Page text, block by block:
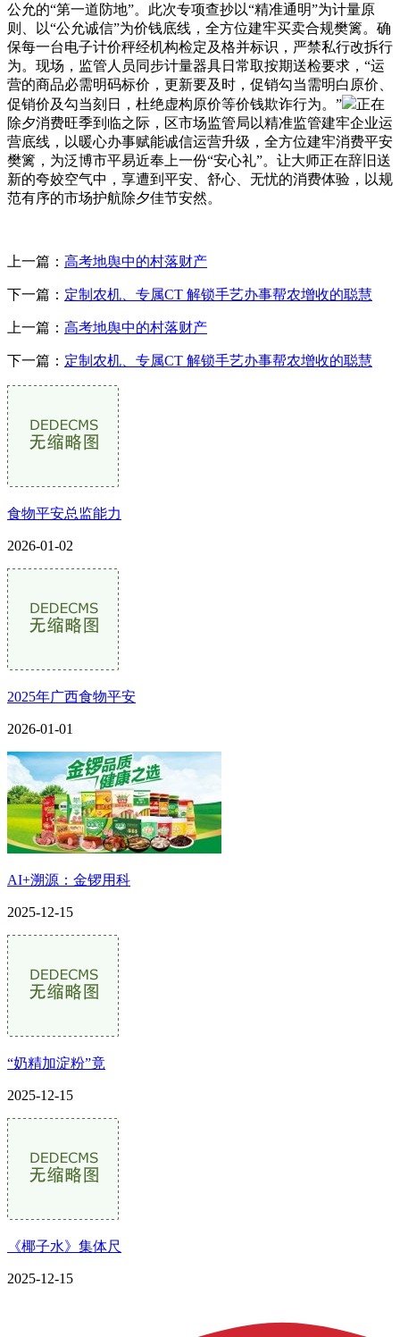
公允的“第一道防地”。此次专项查抄以“精准通明”为计量原
则、以“公允诚信”为价钱底线，全方位建牢买卖合规樊篱。确
保每一台电子计价秤经机构检定及格并标识，严禁私行改拆行
为。现场，监管人员同步计量器具日常取按期送检要求，“运
营的商品必需明码标价，更新要及时，促销勾当需明白原价、
促销价及勾当刻日，杜绝虚构原价等价钱欺诈行为。”
正在
除夕消费旺季到临之际，区市场监管局以精准监管建牢企业运
营底线，以暖心办事赋能诚信运营升级，全方位建牢消费平安
樊篱，为泛博市平易近奉上一份“安心礼”。让大师正在辞旧送
新的夸姣空气中，享遭到平安、舒心、无忧的消费体验，以规
范有序的市场护航除夕佳节安然。
上一篇： 高考地舆中的村落财产
下一篇： 定制农机、专属CT 解锁手艺办事帮农增收的聪慧
上一篇： 高考地舆中的村落财产
下一篇： 定制农机、专属CT 解锁手艺办事帮农增收的聪慧
食物平安总监能力
2026-01-02
2025年广西食物平安
2026-01-01
AI+溯源：金锣用科
2025-12-15
“奶精加淀粉”竟
2025-12-15
《椰子水》集体尺
2025-12-15